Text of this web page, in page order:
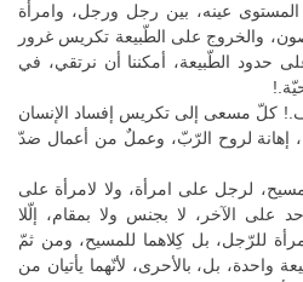
عينه، بين رجل ورجل، وامرأة
والخروج على الطّبيعة تكريس غرور
حدود الطّبيعة، أمكننا أن نرتقي، في
كلّ مسعى إلى تكريس إفساد الإنسان
إهانة لروح الرّبّ، وعملٌ من أعمال ضدّ
لرجل على امرأة، ولا لامرأة على
على الآخر، لا بجنس ولا بمقام، إلّلا
للرّجل، بل كِلاهما للمسيح، ومن ثمّ
واحدة، بل، بالأحرى، لأنّهما يأتيان من